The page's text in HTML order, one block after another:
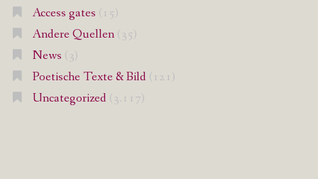
Access gates (15)
Andere Quellen(35)
News (3)
Poetische Texte & Bild (121)
Uncategorized (3.117)